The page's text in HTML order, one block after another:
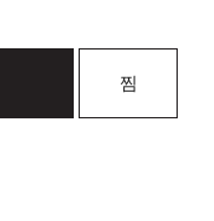
찜